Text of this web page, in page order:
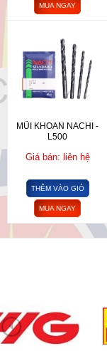
MUA NGAY
MŨI KHOAN NACHI -
L500
Giá bán: liên hệ
THÊM VÀO GIỎ
MUA NGAY